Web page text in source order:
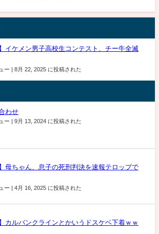
】イケメン男子高校生コンテスト、チー牛全滅
ー | 8月 22, 2025 に投稿された
わせ
ー | 9月 13, 2024 に投稿された
】母ちゃん、息子の死刑判決を速報テロップで
ー | 4月 16, 2025 に投稿された
カルバンクラインとかいうドスケベ下着ｗｗ